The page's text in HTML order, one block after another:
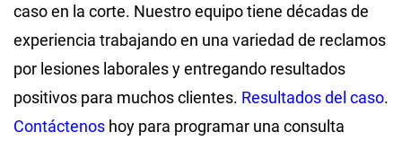
caso en la corte. Nuestro equipo tiene décadas de
experiencia trabajando en una variedad de reclamos
por lesiones laborales y entregando resultados
positivos para muchos clientes. Resultados del caso.
Contáctenos hoy para programar una consulta